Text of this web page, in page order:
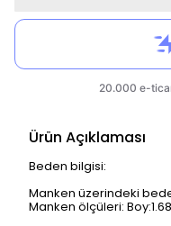
Ürün Açıklaması
Beden bilgisi:
Manken üzerindeki
Manken ölçüleri: